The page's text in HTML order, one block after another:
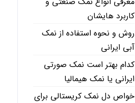
کاربرد هایشان
روش و نحوه استفاده از نمک
آبی ایرانی
کدام بهتر است نمک صورتی
ایرانی یا نمک هیمالیا
خواص دل نمک کریستالی برای